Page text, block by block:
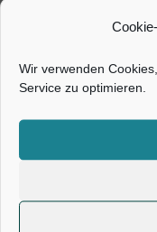
Wir verwenden
Service zu optimieren.